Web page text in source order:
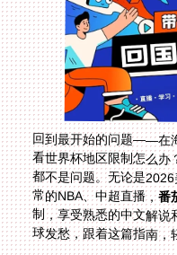
回到最开始的问题——在
看世界杯地区限制怎么办
常的NBA、中超直播，番
球发愁，跟着这篇指南，